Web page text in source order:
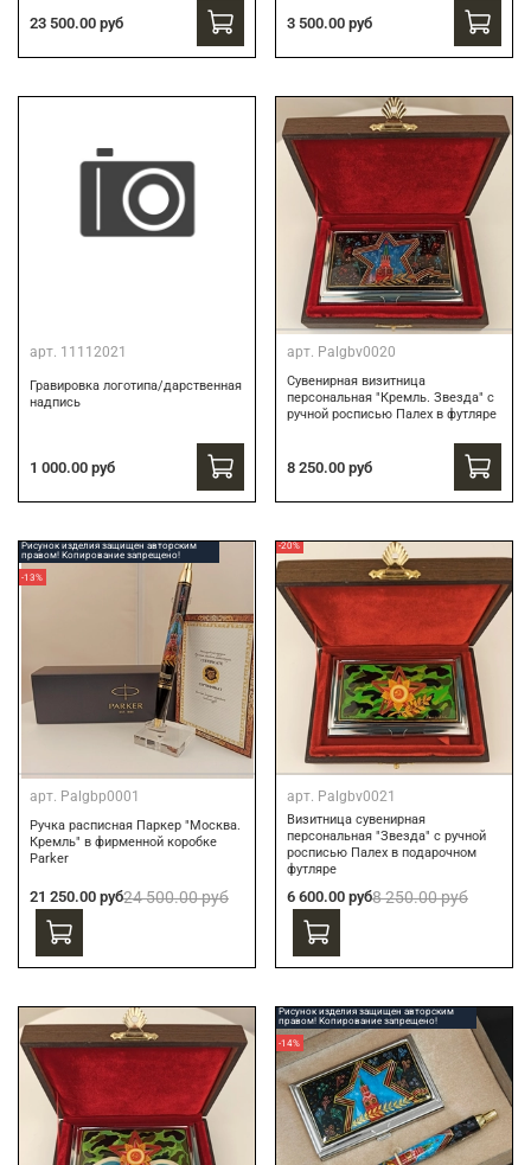
23 500.00 руб 3 500.00 руб
арт. 11112021
Гравировка логотипа/дарственная
надпись
1 000.00 руб
арт. Palgbv0020
Сувенирная визитница
персональная "Кремль. Звезда" с
ручной росписью Палех в футляре
8 250.00 руб
Рисунок изделия защищен авторским
правом! Копирование запрещено!
-13%
арт. Palgbp0001
Ручка расписная Паркер "Москва.
Кремль" в фирменной коробке
Parker
21 250.00 руб24 500.00 руб
-20%
арт. Palgbv0021
Визитница сувенирная
персональная "Звезда" с ручной
росписью Палех в подарочном
футляре
6 600.00 руб8 250.00 руб
Рисунок изделия защищен авторским
правом! Копирование запрещено!
-14%